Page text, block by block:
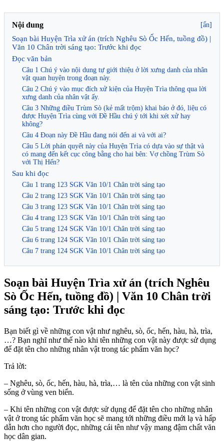
Nội dung [ẩn]
Soạn bài Huyện Trìa xử án (trích Nghêu Sò Ốc Hến, tuồng đồ) |
Văn 10 Chân trời sáng tạo: Trước khi đọc
Đọc văn bản
Câu 1 Chú ý vào nội dung tự giới thiệu ở lời xưng danh của nhân
vật quan huyện trong đoạn này.
Câu 2 Chú ý vào mục đích xử kiện của Huyện Trìa thông qua lời
xưng danh của nhân vật ấy.
Câu 3 Những điều Trùm Sò (kẻ mất trộm) khai báo ở đó, liệu có
được Huyện Trìa cùng với Đề Hầu chú ý tới khi xét xử hay
không?
Câu 4 Đoạn này Đề Hầu đang nói đến ai và với ai?
Câu 5 Lời phán quyết này của Huyện Trìa có dựa vào sự thật và
có mang đến kết cục công bằng cho hai bên: Vợ chồng Trùm Sò
với Thị Hến?
Sau khi đọc
Câu 1 trang 123 SGK Văn 10/1 Chân trời sáng tạo
Câu 2 trang 123 SGK Văn 10/1 Chân trời sáng tạo
Câu 3 trang 123 SGK Văn 10/1 Chân trời sáng tạo
Câu 4 trang 123 SGK Văn 10/1 Chân trời sáng tạo
Câu 5 trang 124 SGK Văn 10/1 Chân trời sáng tạo
Câu 6 trang 124 SGK Văn 10/1 Chân trời sáng tạo
Câu 7 trang 124 SGK Văn 10/1 Chân trời sáng tạo
Soạn bài Huyện Trìa xử án (trích Nghêu
Sò Ốc Hến, tuồng đồ) | Văn 10 Chân trời
sáng tạo: Trước khi đọc
Bạn biết gì về những con vật như nghêu, sò, ốc, hến, hàu, hà, trìa,
…? Bạn nghĩ như thế nào khi tên những con vật này được sử dụng
để đặt tên cho những nhân vật trong tác phẩm văn học?
Trả lời:
– Nghêu, sò, ốc, hến, hàu, hà, trìa,… là tên của những con vật sinh
sống ở vùng ven biển.
– Khi tên những con vật được sử dụng để đặt tên cho những nhân
vật ở trong tác phẩm văn học sẽ mang tới những điều mới lạ và hấp
dẫn hơn cho người đọc, những cái tên như vậy mang đậm chất văn
học dân gian.